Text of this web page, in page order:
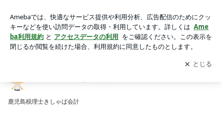
アプリをダウンロードして ブログの更新通知
を受け取りまし
ょう。
開く
鹿児島税理士きしゃば会計